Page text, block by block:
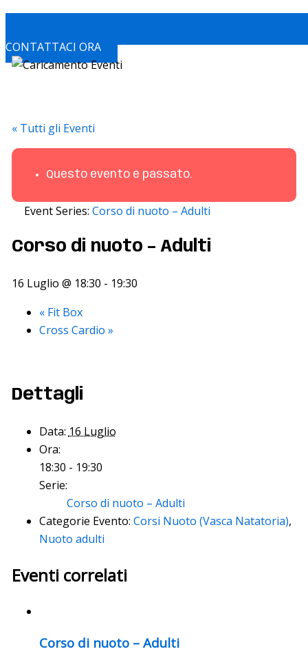
CONTATTACI ORA
« Tutti gli Eventi
Questo evento è passato.
Event Series: Corso di nuoto – Adulti
Corso di nuoto – Adulti
16 Luglio @ 18:30 - 19:30
«Fit Box
Cross Cardio »
Dettagli
Data: 16 Luglio
Ora:
18:30 - 19:30
Serie:
Corso di nuoto – Adulti
Categorie Evento: Corsi Nuoto (Vasca Natatoria),
Nuoto adulti
Eventi correlati
Corso di nuoto – Adulti